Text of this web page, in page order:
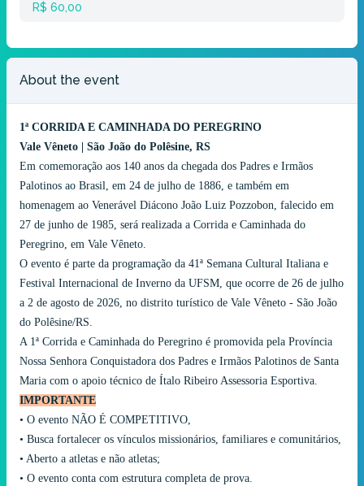
R$ 60,00
About the event
1ª CORRIDA E CAMINHADA DO PEREGRINO
Vale Vêneto | São João do Polêsine, RS
Em comemoração aos 140 anos da chegada dos Padres e Irmãos
Palotinos ao Brasil, em 24 de julho de 1886, e também em
homenagem ao Venerável Diácono João Luiz Pozzobon, falecido em
27 de junho de 1985, será realizada a Corrida e Caminhada do
Peregrino, em Vale Vêneto.
O evento é parte da programação da 41ª Semana Cultural Italiana e
Festival Internacional de Inverno da UFSM, que ocorre de 26 de julho
a 2 de agosto de 2026, no distrito turístico de Vale Vêneto - São João
do Polêsine/RS.
A 1ª Corrida e Caminhada do Peregrino é promovida pela Província
Nossa Senhora Conquistadora dos Padres e Irmãos Palotinos de Santa
Maria com o apoio técnico de Ítalo Ribeiro Assessoria Esportiva.
IMPORTANTE
•⁠ ⁠O evento NÃO É COMPETITIVO,
•⁠ ⁠⁠Busca fortalecer os vínculos missionários, familiares e comunitários,
•⁠ ⁠⁠Aberto a atletas e não atletas;
•⁠ ⁠⁠O evento conta com estrutura completa de prova.